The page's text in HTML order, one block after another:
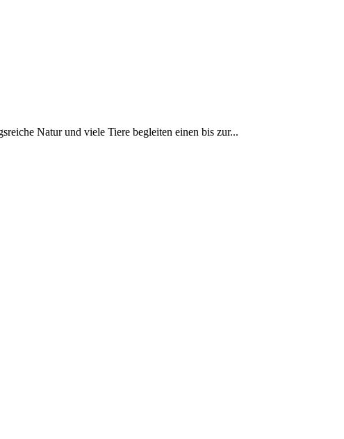
Natur und viele Tiere begleiten einen bis zur...